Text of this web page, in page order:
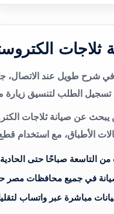
ثلاجات
شرح طويل عند الاتصال،
الطلب لتنسيق زيارة
يبحث عن صيانة ثلاجات
الأطباق، مع استخدام
من التاسعة صباحًا حتى
في جميع محافظات مصر
مباشرة عبر واتساب